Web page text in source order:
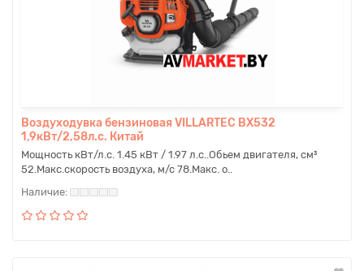
Воздуходувка бензиновая VILLARTEC BX532
1,9кВт/2,58л.с. Китай
Мощность кВт/л.с. 1.45 кВт / 1.97 л.с..Обьем двигателя, см³
52.Макс.скорость воздуха, м/с 78.Макс. о..